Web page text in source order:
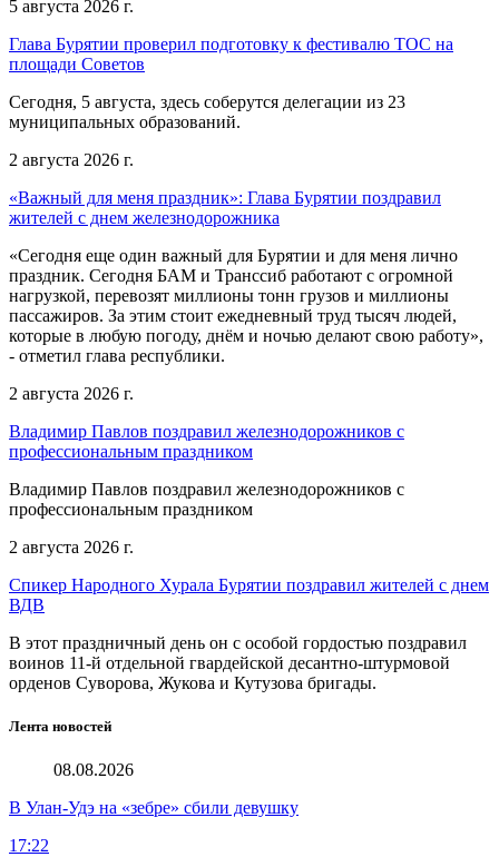
5 августа 2026 г.
Глава Бурятии проверил подготовку к фестивалю ТОС на
площади Советов
Сегодня, 5 августа, здесь соберутся делегации из 23
муниципальных образований.
2 августа 2026 г.
«Важный для меня праздник»: Глава Бурятии поздравил
жителей с днем железнодорожника
«Сегодня еще один важный для Бурятии и для меня лично
праздник. Сегодня БАМ и Транссиб работают с огромной
нагрузкой, перевозят миллионы тонн грузов и миллионы
пассажиров. За этим стоит ежедневный труд тысяч людей,
которые в любую погоду, днём и ночью делают свою работу»,
- отметил глава республики.
2 августа 2026 г.
Владимир Павлов поздравил железнодорожников с
профессиональным праздником
Владимир Павлов поздравил железнодорожников с
профессиональным праздником
2 августа 2026 г.
Спикер Народного Хурала Бурятии поздравил жителей с днем
ВДВ
В этот праздничный день он с особой гордостью поздравил
воинов 11-й отдельной гвардейской десантно-штурмовой
орденов Суворова, Жукова и Кутузова бригады.
Лента новостей
08.08.2026
В Улан-Удэ на «зебре» сбили девушку
17:22